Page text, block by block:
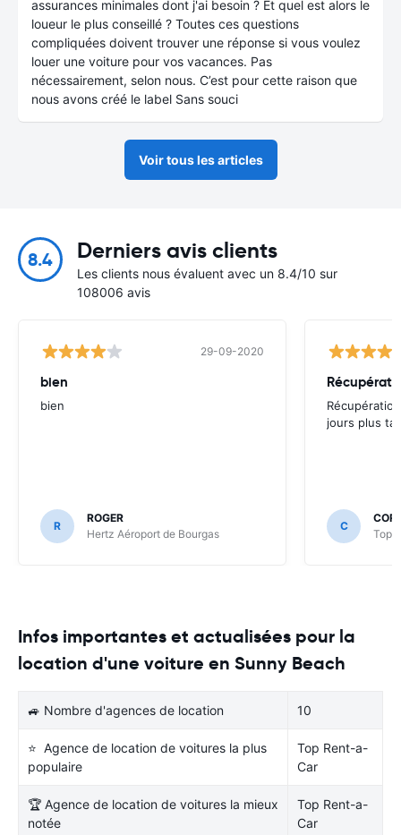
assurances minimales dont j'ai besoin ? Et quel est alors le
loueur le plus conseillé ? Toutes ces questions
compliquées doivent trouver une réponse si vous voulez
louer une voiture pour vos vacances. Pas
nécessairement, selon nous. C’est pour cette raison que
nous avons créé le label Sans souci
Voir tous les articles
8.4 Derniers avis clients
Les clients nous évaluent avec un 8.4/10 sur
108006 avis
29-09-2020
bien
bien
R
ROGER
Hertz Aéroport de Bourgas
jours plus
C
Top
Infos importantes et actualisées pour la
location d'une voiture en Sunny Beach
🚙 Nombre d'agences de location 10
⭐ Agence de location de voitures la plus
populaire
Top Rent-a-
Car
🏆 Agence de location de voitures la mieux
notée
Top Rent-a-
Car